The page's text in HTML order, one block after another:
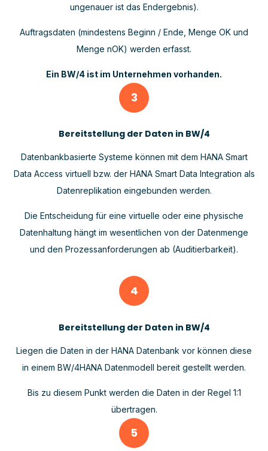
ungenauer ist das Endergebnis).
Auftragsdaten (mindestens Beginn / Ende, Menge OK und
Menge nOK) werden erfasst.
Ein BW/4 ist im Unternehmen vorhanden.
3
Bereitstellung der Daten in BW/4
Datenbankbasierte Systeme können mit dem HANA Smart
Data Access virtuell bzw. der HANA Smart Data Integration als
Datenreplikation eingebunden werden.
Die Entscheidung für eine virtuelle oder eine physische
Datenhaltung hängt im wesentlichen von der Datenmenge
und den Prozessanforderungen ab (Auditierbarkeit).
4
Bereitstellung der Daten in BW/4
Liegen die Daten in der HANA Datenbank vor können diese
in einem BW/4HANA Datenmodell bereit gestellt werden.
Bis zu diesem Punkt werden die Daten in der Regel 1:1
übertragen.
5